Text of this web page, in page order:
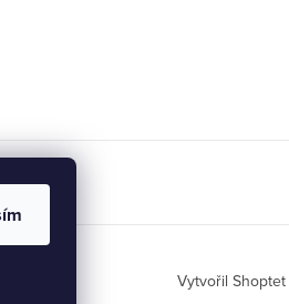
Vytvořil Shoptet